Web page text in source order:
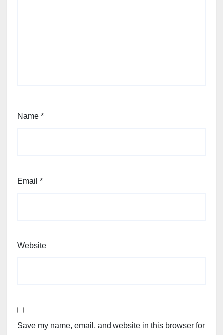
Name *
Email *
Website
Save my name, email, and website in this browser for